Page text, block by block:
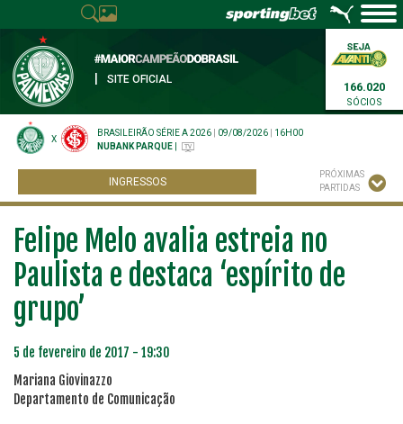
SITE OFICIAL
166.020
SÓCIOS
X
BRASILEIRÃO SÉRIE A 2026 09/08/2026
16H00
NUBANK PARQUE
INGRESSOS
PRÓXIMAS
PARTIDAS
Felipe Melo avalia estreia no
Paulista e destaca ‘espírito de
grupo’
5 de fevereiro de 2017 - 19:30
Mariana Giovinazzo
Departamento de Comunicação